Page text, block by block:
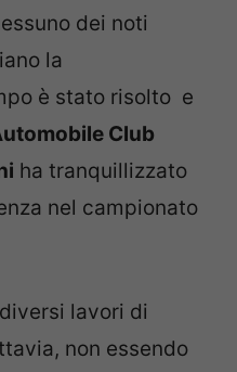
dei noti
la
è stato risolto e
Club
ha tranquillizzato
nel campionato
lavori di
non essendo